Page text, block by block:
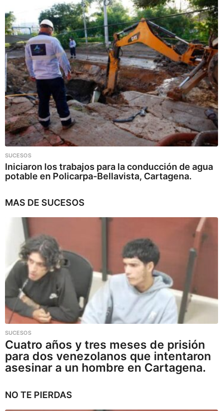
SUCESOS
Iniciaron los trabajos para la conducción de agua
potable en Policarpa-Bellavista, Cartagena.
MAS DE SUCESOS
SUCESOS
Cuatro años y tres meses de prisión
para dos venezolanos que intentaron
asesinar a un hombre en Cartagena.
NO TE PIERDAS